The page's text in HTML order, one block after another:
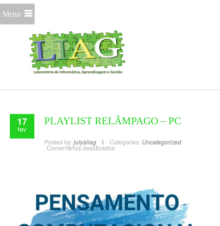
Menu
17
fev
PLAYLIST RELÂMPAGO – PC
Posted by: julyaliag Categories: Uncategorized
Comentários desativados